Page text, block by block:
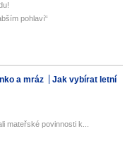
pohlaví“
a mráz
Jak vybírat letní
mateřské povinnosti k...